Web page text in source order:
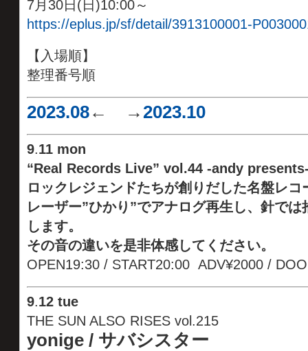
7月30日(日)10:00～
https://eplus.jp/sf/detail/3913100001-
【入場順】
整理番号順
2023.08← →2023.10
9.11 mon
“Real Records Live” vol.44 -andy
ロックレジェンドたちが創りだした名盤レコ
レーザー”ひかり”でアナログ再生し、針で
します。
その音の違いを是非体感してください。
OPEN19:30 / START20:00 ADV¥2000 /
9.12 tue
THE SUN ALSO RISES vol.215
yonige / サバシスター